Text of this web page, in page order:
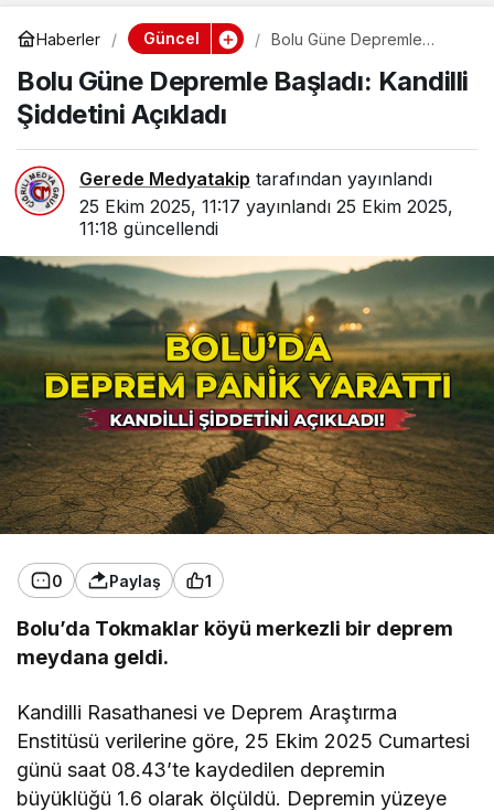
Haberler Güncel
Bolu Güne Depremle
Açıkladı
Bolu Güne Depremle Başladı: Kandilli
Şiddetini Açıkladı
Gerede Medyatakip tarafından yayınlandı
25 Ekim 2025, 11:17 yayınlandı 25 Ekim 2025,
11:18 güncellendi
0 Paylaş 1
Bolu’da Tokmaklar köyü merkezli bir deprem
meydana geldi.
Kandilli Rasathanesi ve Deprem Araştırma
Enstitüsü verilerine göre, 25 Ekim 2025 Cumartesi
günü saat 08.43’te kaydedilen depremin
büyüklüğü 1.6 olarak ölçüldü. Depremin yüzeye